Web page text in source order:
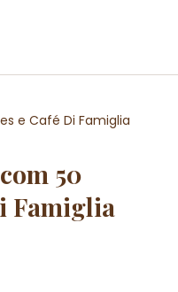
e Café Di Famiglia
50
Famiglia